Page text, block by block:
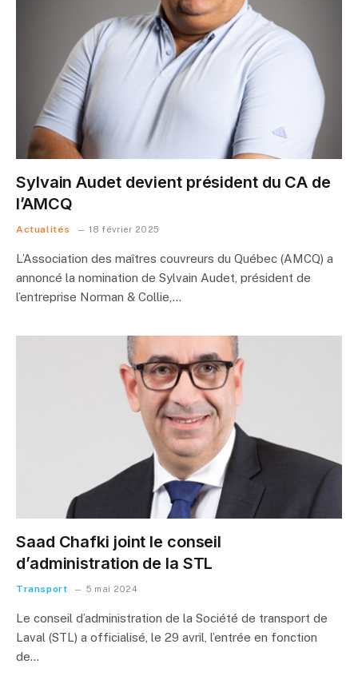
Sylvain Audet devient président du CA de
l’AMCQ
Actualités 18 février 2025
L’Association des maîtres couvreurs du Québec (AMCQ) a
annoncé la nomination de Sylvain Audet, président de
l’entreprise Norman & Collie,…
Saad Chafki joint le conseil
d’administration de la STL
Transport 5 mai 2024
Le conseil d’administration de la Société de transport de
Laval (STL) a officialisé, le 29 avril, l’entrée en fonction
de…